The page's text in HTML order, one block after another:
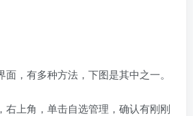
，有多种方法，下图是其中之一。
右上角，单击自选管理，确认有刚刚